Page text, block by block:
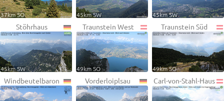
37km SO 45km SW 45km SW
Stöhrhaus
45km SW
Traunstein West
49km SO
Traunstein Süd
49km SO
Windbeutelbaron Vorderloiplsau Carl-von-Stahl-Haus